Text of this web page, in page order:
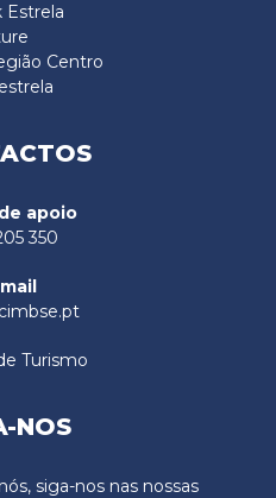
Estrela
Centro
apoio
350
Turismo
NOS
siga-nos nas nossas